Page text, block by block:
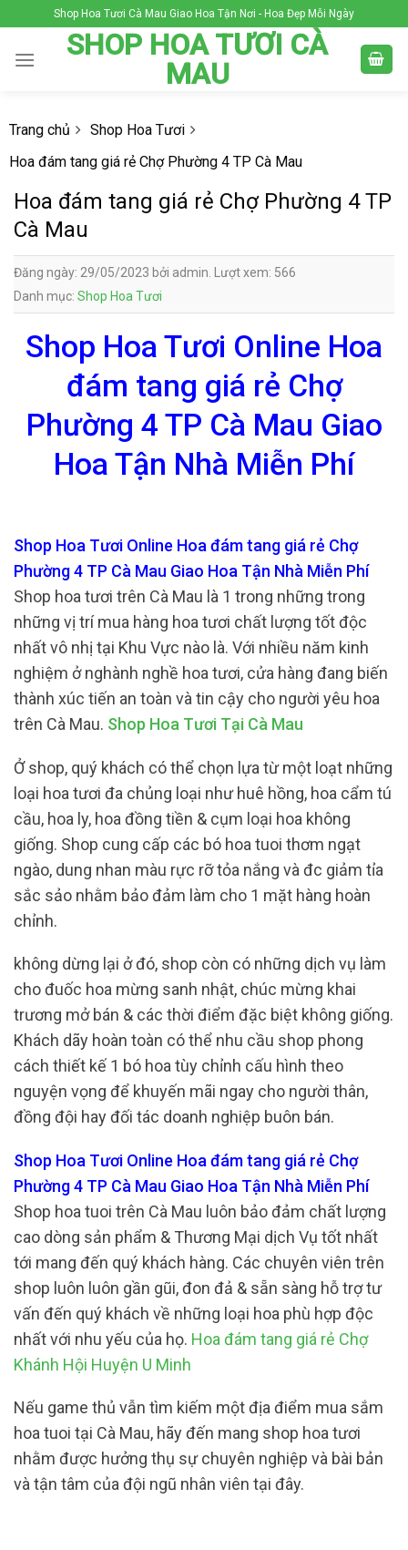
to
content
Shop Hoa Tươi Cà Mau Giao Hoa Tận Nơi - Hoa Đẹp Mỗi Ngày
SHOP HOA TƯƠI CÀ
MAU
Trang chủ
Shop Hoa Tươi
Hoa đám tang giá rẻ Chợ Phường 4 TP Cà Mau
Hoa đám tang giá rẻ Chợ Phường 4 TP
Cà Mau
Đăng ngày: 29/05/2023 bởi admin. Lượt xem: 566
Danh mục: Shop Hoa Tươi
Shop Hoa Tươi Online Hoa
đám tang giá rẻ Chợ
Phường 4 TP Cà Mau Giao
Hoa Tận Nhà Miễn Phí
Shop Hoa Tươi Online Hoa đám tang giá rẻ Chợ
Phường 4 TP Cà Mau Giao Hoa Tận Nhà Miễn Phí
Shop hoa tươi trên Cà Mau là 1 trong những trong
những vị trí mua hàng hoa tươi chất lượng tốt độc
nhất vô nhị tại Khu Vực nào là. Với nhiều năm kinh
nghiệm ở nghành nghề hoa tươi, cửa hàng đang biến
thành xúc tiến an toàn và tin cậy cho người yêu hoa
trên Cà Mau. Shop Hoa Tươi Tại Cà Mau
Ở shop, quý khách có thể chọn lựa từ một loạt những
loại hoa tươi đa chủng loại như huê hồng, hoa cẩm tú
cầu, hoa ly, hoa đồng tiền & cụm loại hoa không
giống. Shop cung cấp các bó hoa tuoi thơm ngạt
ngào, dung nhan màu rực rỡ tỏa nắng và đc giảm tỉa
sắc sảo nhằm bảo đảm làm cho 1 mặt hàng hoàn
chỉnh.
không dừng lại ở đó, shop còn có những dịch vụ làm
cho đuốc hoa mừng sanh nhật, chúc mừng khai
trương mở bán & các thời điểm đặc biệt không giống.
Khách dãy hoàn toàn có thể nhu cầu shop phong
cách thiết kế 1 bó hoa tùy chỉnh cấu hình theo
nguyện vọng để khuyến mãi ngay cho người thân,
đồng đội hay đối tác doanh nghiệp buôn bán.
Shop Hoa Tươi Online Hoa đám tang giá rẻ Chợ
Phường 4 TP Cà Mau Giao Hoa Tận Nhà Miễn Phí
Shop hoa tuoi trên Cà Mau luôn bảo đảm chất lượng
cao dòng sản phẩm & Thương Mại dịch Vụ tốt nhất
tới mang đến quý khách hàng. Các chuyên viên trên
shop luôn luôn gần gũi, đon đả & sẵn sàng hỗ trợ tư
vấn đến quý khách về những loại hoa phù hợp độc
nhất với nhu yếu của họ. Hoa đám tang giá rẻ Chợ
Khánh Hội Huyện U Minh
Nếu game thủ vẫn tìm kiếm một địa điểm mua sắm
hoa tuoi tại Cà Mau, hãy đến mang shop hoa tươi
nhằm được hưởng thụ sự chuyên nghiệp và bài bản
và tận tâm của đội ngũ nhân viên tại đây.